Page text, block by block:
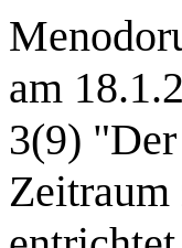
am
3(9)